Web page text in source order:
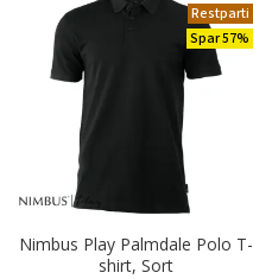
Restparti
Spar 57%
Nimbus Play Palmdale Polo T-
shirt, Sort